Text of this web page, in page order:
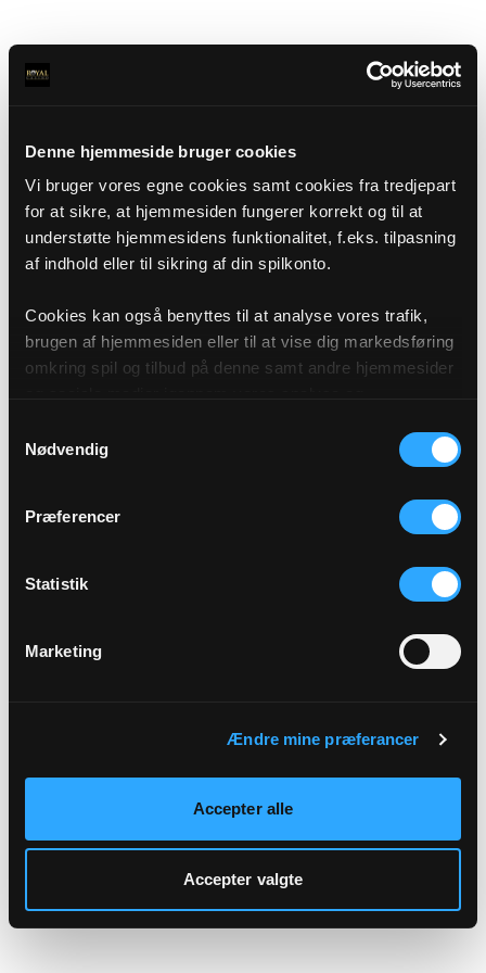
Denne hjemmeside bruger cookies
Vi bruger vores egne cookies samt cookies fra tredjepart
for at sikre, at hjemmesiden fungerer korrekt og til at
understøtte hjemmesidens funktionalitet, f.eks. tilpasning
af indhold eller til sikring af din spilkonto.
Cookies kan også benyttes til at analyse vores trafik,
brugen af hjemmesiden eller til at vise dig markedsføring
omkring spil og tilbud på denne samt andre hjemmesider
af cookies under "Detaljer" eller ved at klikke videre til
vores Cookiepolitik, som du finder i bunden af vores
Nødvendig
Præferencer
Statistik
Marketing
Ændre mine præferancer
Accepter alle
Accepter valgte